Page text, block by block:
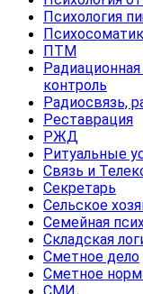
Психология
ПТМ
контроль
Радиосвязь,
Реставрация
РЖД
Ритуальные
Связь и
Секретарь
Сельское
Семейная
Складская
Сметное дело
Сметное